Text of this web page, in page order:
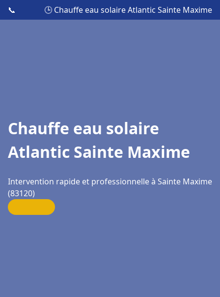
📞 🕒 Chauffe eau solaire Atlantic Sainte Maxime
Chauffe eau solaire
Atlantic Sainte Maxime
Intervention rapide et professionnelle à Sainte Maxime
(83120)